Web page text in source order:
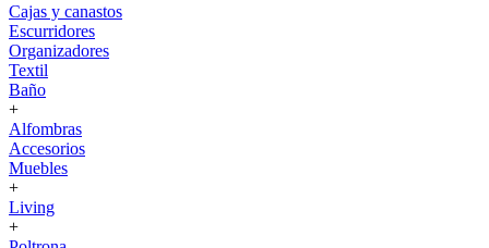
Cajas y canastos
Escurridores
Organizadores
Textil
Baño
+
Alfombras
Accesorios
Muebles
+
Living
+